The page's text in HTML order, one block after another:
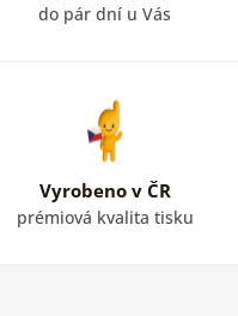
do pár dní u Vás
Vyrobeno v ČR
prémiová kvalita tisku